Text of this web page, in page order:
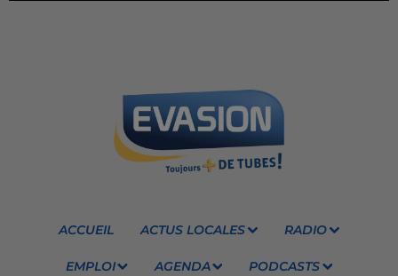
ACCUEIL ACTUS LOCALES RADIO
EMPLOI AGENDA PODCASTS